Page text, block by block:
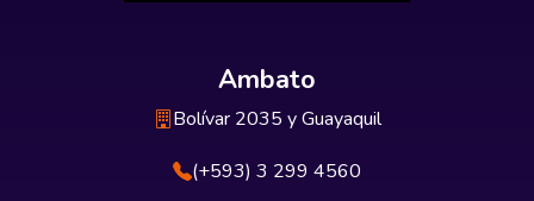
Ambato
Bolívar 2035 y Guayaquil
(+593) 3 299 4560